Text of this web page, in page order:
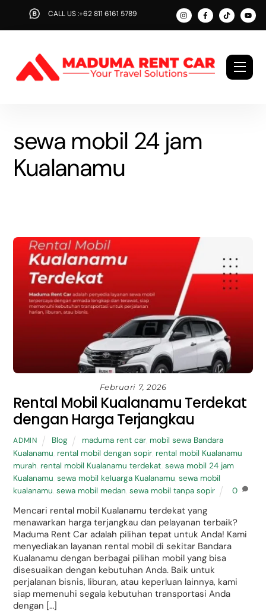
content
CALL US :+62 811 6161 5789
sewa mobil 24 jam
Kualanamu
Februari 7, 2026
Rental Mobil Kualanamu Terdekat
dengan Harga Terjangkau
ADMIN Blog maduma rent car, mobil sewa Bandara
Kualanamu rental mobil dengan sopir rental mobil Kualanamu
murah rental mobil Kualanamu terdekat ,sewa mobil 24 jam
Kualanamu ,sewa mobil keluarga Kualanamu ,sewa mobil
kualanamu ,sewa mobil medan ,sewa mobil tanpa sopir 0
Mencari rental mobil Kualanamu terdekat yang
menawarkan harga terjangkau dan pelayanan terbaik?
Maduma Rent Car adalah pilihan tepat untuk Anda! Kami
menyediakan layanan rental mobil di sekitar Bandara
Kualanamu dengan berbagai pilihan mobil yang bisa
disesuaikan dengan kebutuhan Anda. Baik untuk
perjalanan bisnis, liburan, atau keperluan lainnya, kami
siap memenuhi segala kebutuhan transportasi Anda
dengan […]